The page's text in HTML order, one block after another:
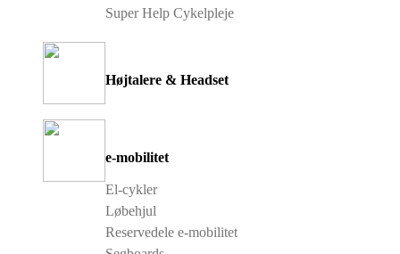
Super Help Cykelpleje
Højtalere & Headset
e-mobilitet
El-cykler
Løbehjul
Reservedele e-mobilitet